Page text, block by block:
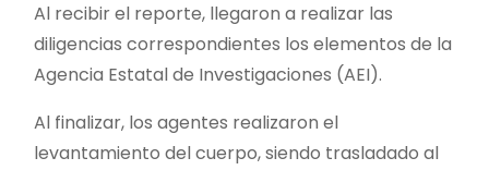
Al recibir el reporte, llegaron a realizar las
diligencias correspondientes los elementos de la
Agencia Estatal de Investigaciones (AEI).
Al finalizar, los agentes realizaron el
levantamiento del cuerpo, siendo trasladado al